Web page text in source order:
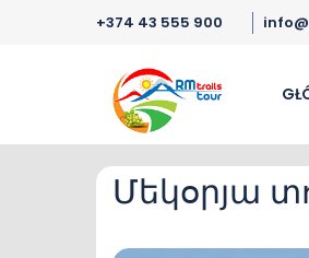
+374 43 555 900
Մեկօրյա